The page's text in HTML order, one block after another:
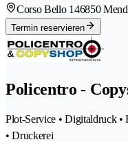
Corso Bello 146850
Termin reservieren
Policentro -
Plot-Service • Digitaldruck •
• Druckerei